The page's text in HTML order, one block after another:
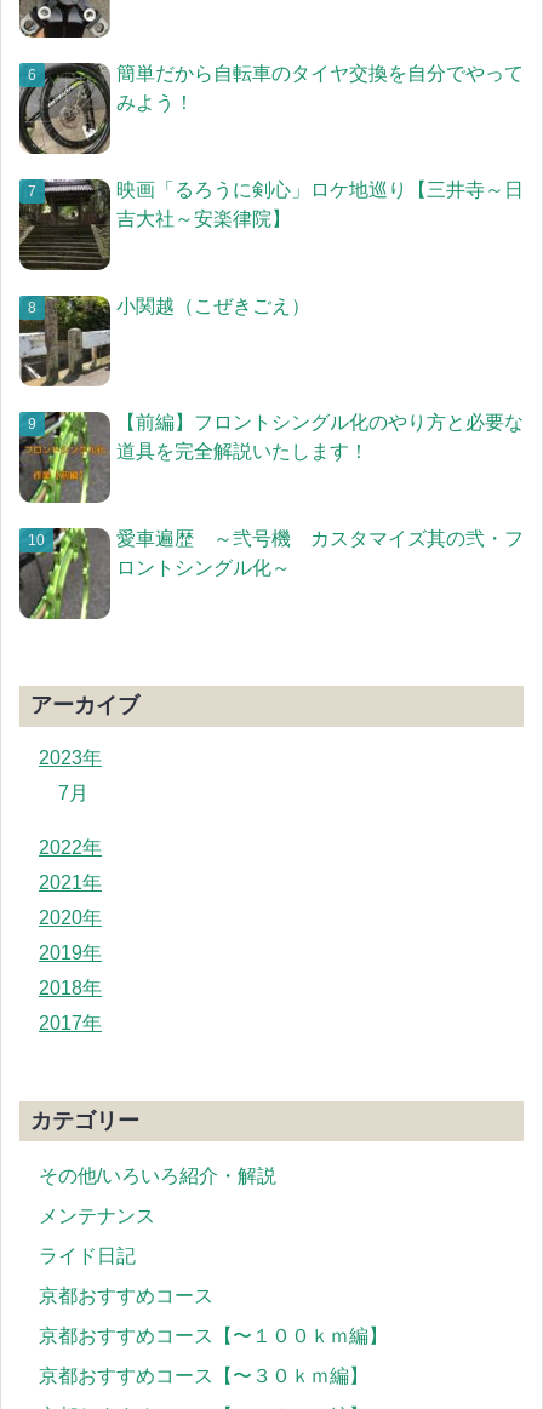
簡単だから自転車のタイヤ交換を自分でやって
みよう！
映画「るろうに剣心」ロケ地巡り【三井寺～日
吉大社～安楽律院】
小関越（こぜきごえ）
【前編】フロントシングル化のやり方と必要な
道具を完全解説いたします！
愛車遍歴 ～弐号機 カスタマイズ其の弐・フ
ロントシングル化～
アーカイブ
2023年
7月
2022年
2021年
2020年
2019年
2018年
2017年
カテゴリー
その他/いろいろ紹介・解説
メンテナンス
ライド日記
京都おすすめコース
京都おすすめコース【〜１００ｋｍ編】
京都おすすめコース【〜３０ｋｍ編】